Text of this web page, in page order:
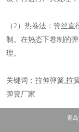
（2）热卷法：簧丝
制。在热态下卷制的
理。
关键词：拉伸弹簧,拉
弹簧厂家
青